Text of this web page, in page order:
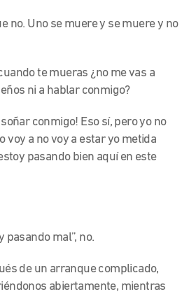
no. Uno se muere y se muere y no
te mueras ¿no me vas a
ni a hablar conmigo?
soñar conmigo! Eso sí, pero yo no
voy a no voy a estar yo metida
pasando bien aquí en este
pasando mal”, no.
de un arranque complicado,
abiertamente, mientras